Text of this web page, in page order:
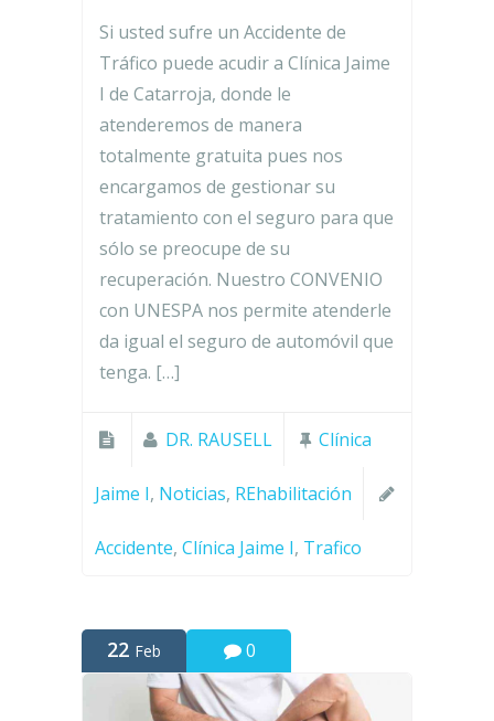
Si usted sufre un Accidente de
Tráfico puede acudir a Clínica Jaime
I de Catarroja, donde le
atenderemos de manera
totalmente gratuita pues nos
encargamos de gestionar su
tratamiento con el seguro para que
sólo se preocupe de su
recuperación. Nuestro CONVENIO
con UNESPA nos permite atenderle
da igual el seguro de automóvil que
tenga. […]
DR. RAUSELL Clínica
Jaime I, Noticias, REhabilitación
Accidente, Clínica Jaime I, Trafico
22 Feb 0